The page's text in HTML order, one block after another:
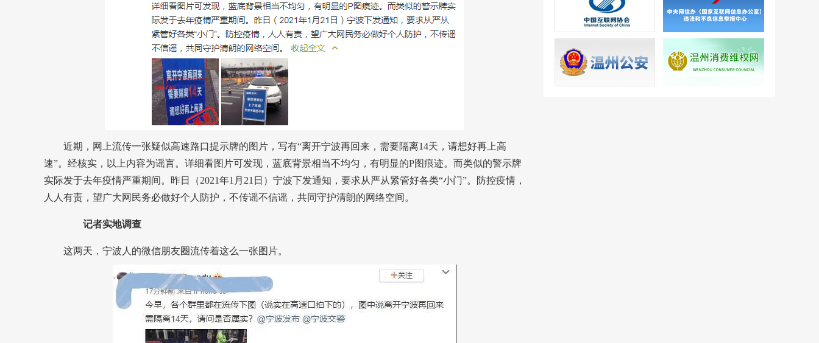
近期，网上流传一张疑似高速路口提示牌的图片，写有“离开宁波再回来，需要隔离14天，请想好再上高
速”。经核实，以上内容为谣言。详细看图片可发现，蓝底背景相当不均匀，有明显的P图痕迹。而类似的警示牌
实际发于去年疫情严重期间。昨日（2021年1月21日）宁波下发通知，要求从严从紧管好各类“小门”。防控疫情，
人人有责，望广大网民务必做好个人防护，不传谣不信谣，共同守护清朗的网络空间。
记者实地调查
这两天，宁波人的微信朋友圈流传着这么一张图片。